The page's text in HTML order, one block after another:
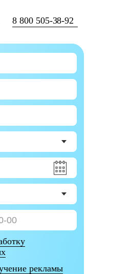
8 800 505-38-92
рекламы